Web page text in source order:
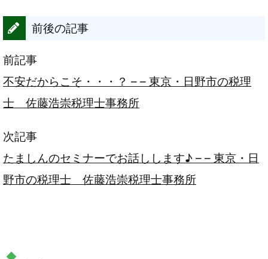
前後の記事
前記事
不安だからこそ・・・？ – – 東京・日野市の税理
士 佐藤浩崇税理士事務所
次記事
たましんのセミナーでお話しします♪ – – 東京・日
野市の税理士 佐藤浩崇税理士事務所